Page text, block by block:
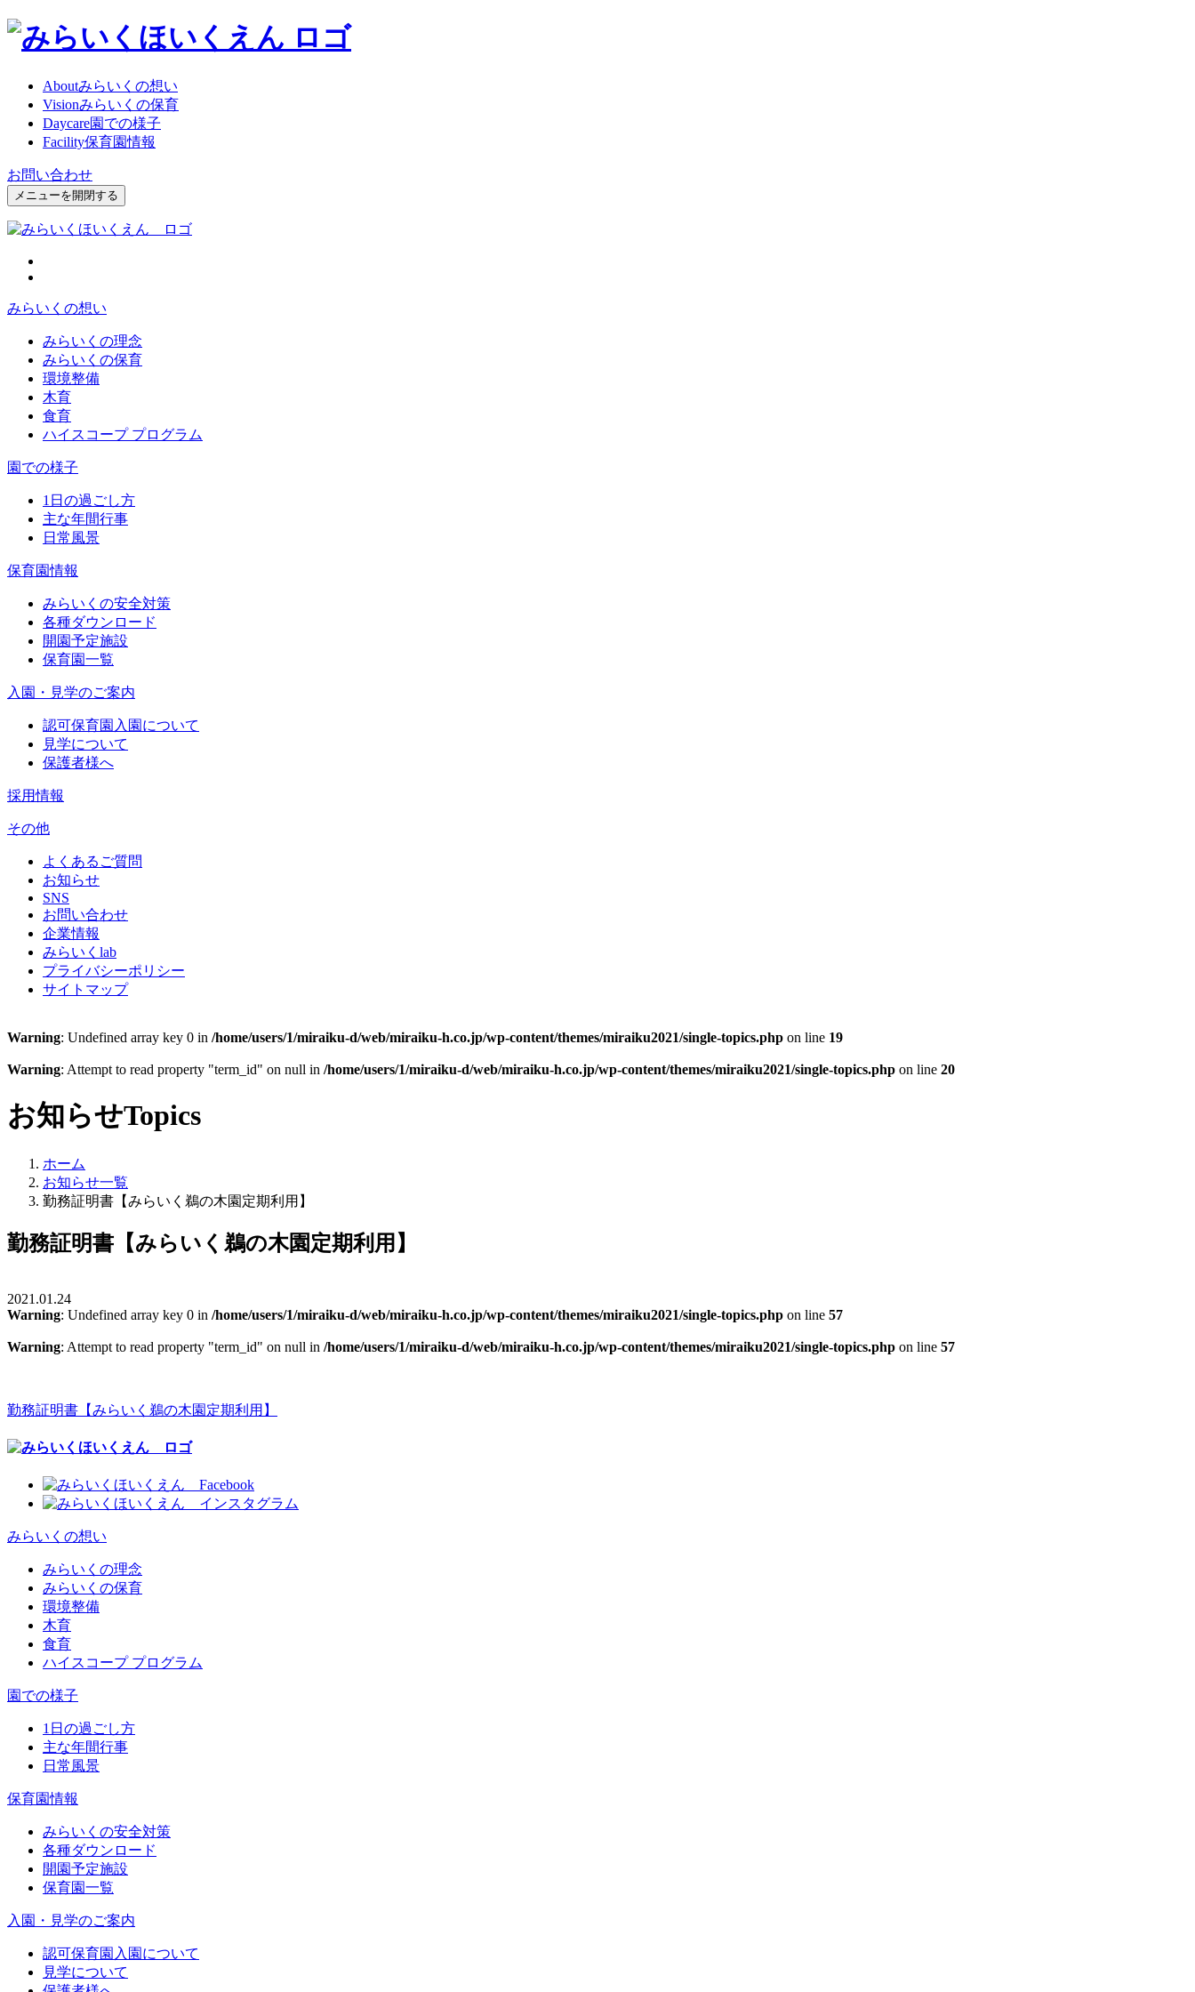
Aboutみらいくの想い
Visionみらいくの保育
Daycare園での様子
Facility保育園情報
お問い合わせ
メニューを開閉する
みらいくの想い
みらいくの理念
みらいくの保育
環境整備
木育
食育
ハイスコープ プログラム
園での様子
1日の過ごし方
主な年間行事
日常風景
保育園情報
みらいくの安全対策
各種ダウンロード
開園予定施設
保育園一覧
入園・見学のご案内
認可保育園入園について
見学について
保護者様へ
採用情報
その他
よくあるご質問
お知らせ
SNS
お問い合わせ
企業情報
みらいくlab
プライバシーポリシー
サイトマップ
Warning: Undefined array key 0 in /home/users/1/miraiku-d/web/miraiku-h.co.jp/wp-content/themes/miraiku2021/single-topics.php on line 19
Warning: Attempt to read property "term_id" on null in /home/users/1/miraiku-d/web/miraiku-h.co.jp/wp-content/themes/miraiku2021/single-topics.php on line 20
お知らせTopics
ホーム
お知らせ一覧
勤務証明書【みらいく鵜の木園定期利用】
勤務証明書【みらいく鵜の木園定期利用】
2021.01.24
Warning: Undefined array key 0 in /home/users/1/miraiku-d/web/miraiku-h.co.jp/wp-content/themes/miraiku2021/single-topics.php on line 57
Warning: Attempt to read property "term_id" on null in /home/users/1/miraiku-d/web/miraiku-h.co.jp/wp-content/themes/miraiku2021/single-topics.php on line 57
勤務証明書【みらいく鵜の木園定期利用】
みらいくの想い
みらいくの理念
みらいくの保育
環境整備
木育
食育
ハイスコープ プログラム
園での様子
1日の過ごし方
主な年間行事
日常風景
保育園情報
みらいくの安全対策
各種ダウンロード
開園予定施設
保育園一覧
入園・見学のご案内
認可保育園入園について
見学について